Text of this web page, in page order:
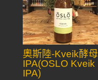
奧斯陸-Kveik酵母
IPA(OSLO Kveik
IPA)